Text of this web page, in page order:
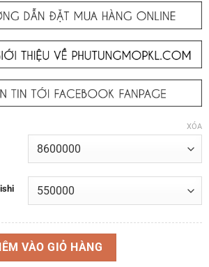
XÓA
bơm xăng Suzuki Wagon R+ 2001-2007 và
VÀO GIỎ HÀNG